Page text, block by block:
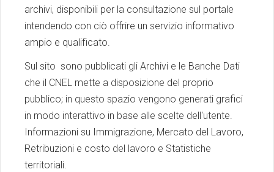
archivi, disponibili per la consultazione sul portale
intendendo con ciò offrire un servizio informativo
ampio e qualificato.
Sul sito sono pubblicati gli Archivi e le Banche Dati
che il CNEL mette a disposizione del proprio
pubblico; in questo spazio vengono generati grafici
in modo interattivo in base alle scelte dell'utente.
Informazioni su Immigrazione, Mercato del Lavoro,
Retribuzioni e costo del lavoro e Statistiche
territoriali.